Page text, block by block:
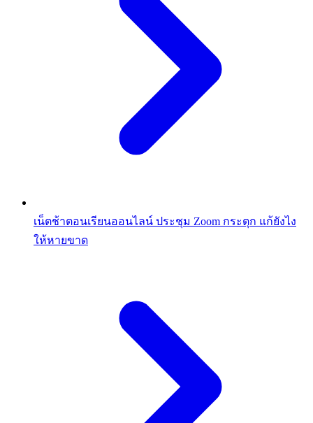
เน็ตช้าตอนเรียนออนไลน์ ประชุม Zoom กระตุก แก้ยังไง
ให้หายขาด